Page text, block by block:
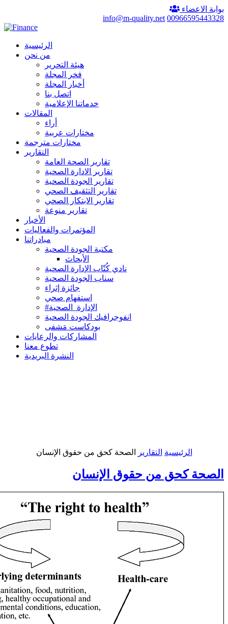
بوابة الاعضاء
00966595443328
info@m-quality.net
الرئيسية
من نحن
هيئة التحرير
فخر المجلة
أخبار المجلة
اتصل بنا
خدماتنا الإعلامية
المقالات
أراء
مختارات عربية
مختارات مترجمة
التقارير
تقارير الصحة العامة
تقارير الادارة الصحية
تقارير الجودة الصحية
تقارير التثقيف الصحي
تقارير الابتكار الصحي
تقارير منوعة
الأخبار
المؤتمرات والفعاليات
مبادراتنا
مكتبة الجودة الصحية
الأبحاث
نادي كُتّاب الإدارة الصحية
سناب الجودة الصحية
جائزة إثراء
استفهام صحي
#الإدارة_الصحية
انفوجرافيك الجودة الصحية
بودكاست مَشفى
المشاركات والرعايات
تطوع معنا
النشرة البريدية
الرئيسية التقارير الصحة كحق من حقوق الإنسان
الصحة كحق من حقوق الإنسان